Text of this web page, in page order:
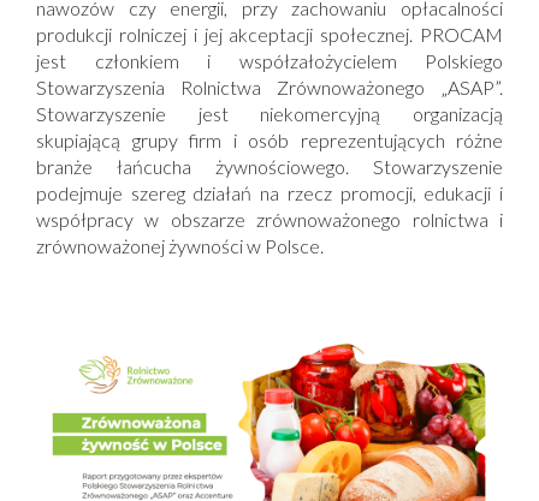
nawozów czy energii, przy zachowaniu opłacalności
produkcji rolniczej i jej akceptacji społecznej. PROCAM
jest członkiem i współzałożycielem Polskiego
Stowarzyszenia Rolnictwa Zrównoważonego „ASAP”.
Stowarzyszenie jest niekomercyjną organizacją
skupiającą grupy firm i osób reprezentujących różne
branże łańcucha żywnościowego. Stowarzyszenie
podejmuje szereg działań na rzecz promocji, edukacji i
współpracy w obszarze zrównoważonego rolnictwa i
zrównoważonej żywności w Polsce.